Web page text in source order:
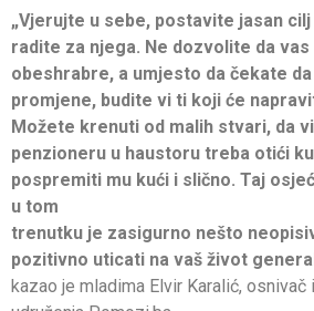
„Vjerujte u sebe, postavite jasan
radite za njega. Ne dozvolite da
obeshrabre, a umjesto da čekate
promjene, budite vi ti koji će
Možete krenuti od malih stvari, da
penzioneru u haustoru treba otići
pospremiti mu kući i slično. Taj
u tom
trenutku je zasigurno nešto
pozitivno uticati na vaš život
kazao je mladima Elvir Karalić,